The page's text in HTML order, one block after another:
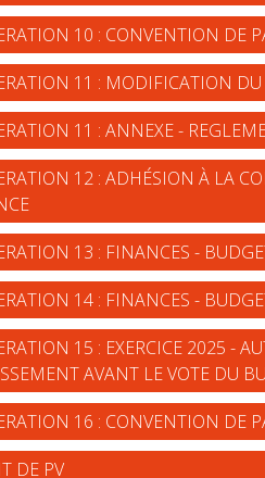
10 : CONVENTION DE
11 : MODIFICATION
11 : ANNEXE -
12 : ADHÉSION À LA
13 : FINANCES -
14 : FINANCES -
15 : EXERCICE 2025 -
AVANT LE VOTE DU
16 : CONVENTION DE
DE PV